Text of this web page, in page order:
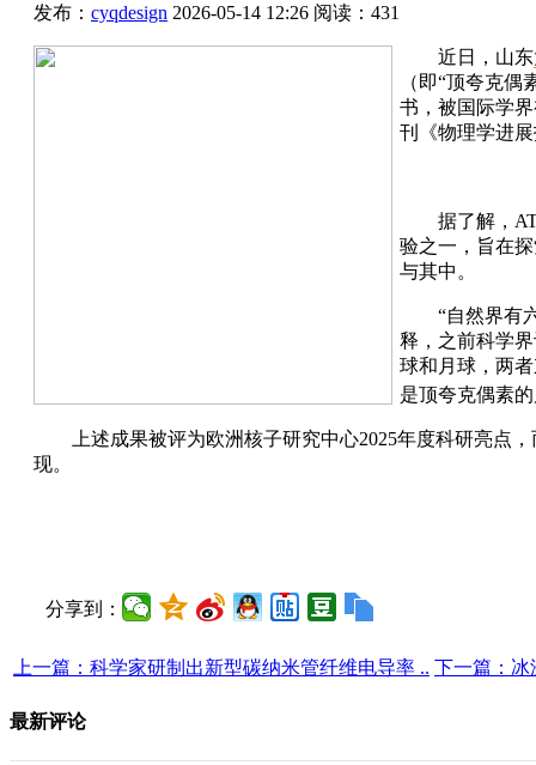
发布： cyqdesign 2026-05-14 12:26 阅读： 431
近日，山东
（即“顶夸克偶
书，被国际学
刊《物理学进
据了解，
验之一，旨在
与其中。
“自然界有
释，之前科学
球和月球，两
是顶夸克偶素
上述成果被评为欧洲核子研究中心2025年度科研亮点
现。
分享到：
上一篇：科学家研制出新型碳纳米管纤维电导率 .. 下一篇：冰
最新评论